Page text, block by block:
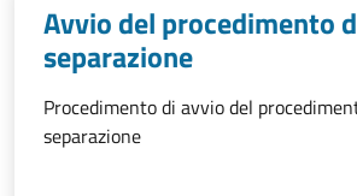
Avvio del procedimento
separazione
Procedimento di avvio del
separazione